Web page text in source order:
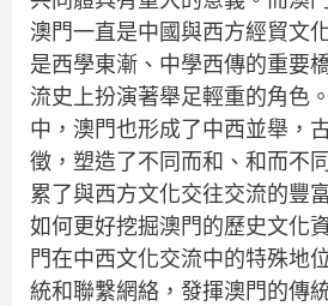
澳門一直是中國與西方經貿文
是西學東漸、中學西傳的重要
流史上扮演著舉足輕重的角色
中，澳門也形成了中西並舉，
徵，塑造了不同而和、和而不
累了與西方文化交往交流的豐
如何更好挖掘澳門的歷史文化
門在中西文化交流中的特殊地
統和聯繫網絡，發揮澳門的傳